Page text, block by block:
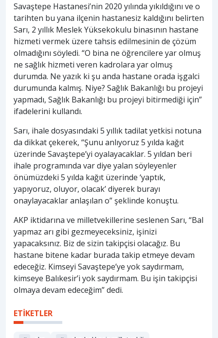
Savaştepe Hastanesi’nin 2020 yılında yıkıldığını ve o
tarihten bu yana ilçenin hastanesiz kaldığını belirten
Sarı, 2 yıllık Meslek Yüksekokulu binasının hastane
hizmeti vermek üzere tahsis edilmesinin de çözüm
olmadığını söyledi. “O bina ne öğrencilere yar olmuş
ne sağlık hizmeti veren kadrolara yar olmuş
durumda. Ne yazık ki şu anda hastane orada işgalci
durumunda kalmış. Niye? Sağlık Bakanlığı bu projeyi
yapmadı, Sağlık Bakanlığı bu projeyi bitirmediği için”
ifadelerini kullandı.
Sarı, ihale dosyasındaki 5 yıllık tadilat yetkisi notuna
da dikkat çekerek, “Şunu anlıyoruz 5 yılda kağıt
üzerinde Savaştepe’yi oyalayacaklar. 5 yıldan beri
ihale programında var diye yalan söyleyenler
önümüzdeki 5 yılda kağıt üzerinde ‘yaptık,
yapıyoruz, oluyor, olacak’ diyerek burayı
onaylayacaklar anlaşılan o” şeklinde konuştu.
AKP iktidarına ve milletvekillerine seslenen Sarı, “Bal
yapmaz arı gibi gezmeyeceksiniz, işinizi
yapacaksınız. Biz de sizin takipçisi olacağız. Bu
hastane bitene kadar burada takip etmeye devam
edeceğiz. Kimseyi Savaştepe’ye yok saydırmam,
kimseye Balıkesir’i yok saydırmam. Bu işin takipçisi
olmaya devam edeceğim” dedi.
ETİKETLER